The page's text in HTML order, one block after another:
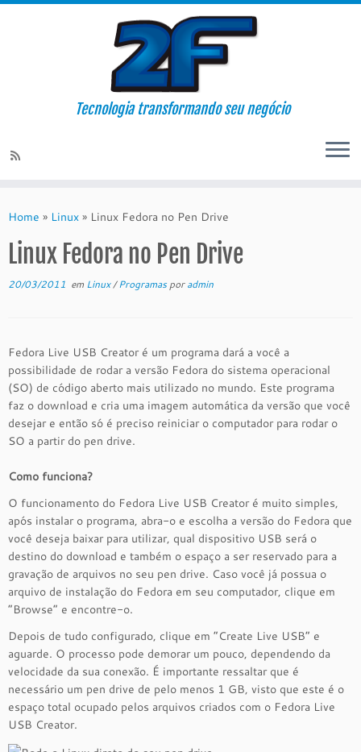
Tecnologia transformando seu negócio
Home » Linux » Linux Fedora no Pen Drive
Linux Fedora no Pen Drive
20/03/2011 em Linux/Programasporadmin
Fedora Live USB Creator é um programa dará a você a
possibilidade de rodar a versão Fedora do sistema operacional
(SO) de código aberto mais utilizado no mundo. Este programa
faz o download e cria uma imagem automática da versão que você
desejar e então só é preciso reiniciar o computador para rodar o
SO a partir do pen drive.
Como funciona?
O funcionamento do Fedora Live USB Creator é muito simples,
após instalar o programa, abra-o e escolha a versão do Fedora que
você deseja baixar para utilizar, qual dispositivo USB será o
destino do download e também o espaço a ser reservado para a
gravação de arquivos no seu pen drive. Caso você já possua o
arquivo de instalação do Fedora em seu computador, clique em
“Browse” e encontre-o.
Depois de tudo configurado, clique em “Create Live USB” e
aguarde. O processo pode demorar um pouco, dependendo da
velocidade da sua conexão. É importante ressaltar que é
necessário um pen drive de pelo menos 1 GB, visto que este é o
espaço total ocupado pelos arquivos criados com o Fedora Live
USB Creator.